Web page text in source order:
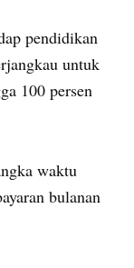
pendidikan
untuk
100 persen
waktu
bulanan